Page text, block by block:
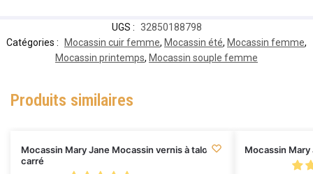
UGS : 32850188798
Catégories :
Mocassin cuir femme, Mocassin été, Mocassin femme,
Mocassin printemps, Mocassin souple femme
Produits similaires
Mocassin Mary Jane Mocassin vernis à talon
carré
Mocassin